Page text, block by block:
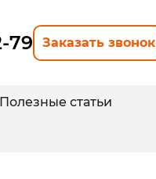
79 Заказать звонок
Полезные статьи